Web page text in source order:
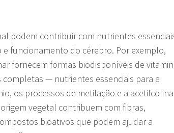
podem contribuir com nutrientes
funcionamento do cérebro. Por exemplo,
fornecem formas biodisponíveis de
— nutrientes essenciais para a
os processos de metilação e a
vegetal contribuem com fibras,
bioativos que podem ajudar a